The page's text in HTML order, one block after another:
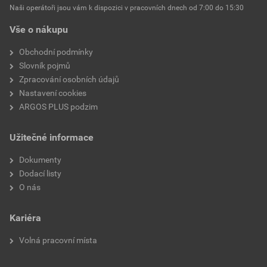
Vše o nákupu
Obchodní podmínky
Slovník pojmů
Zpracování osobních údajů
Nastavení cookies
ARGOS PLUS podzim
Užitečné informace
Dokumenty
Dodací listy
O nás
Kariéra
Volná pracovní místa
Naši operátoři jsou vám k dispozici v pracovních dnech od 7:00 do 15:30